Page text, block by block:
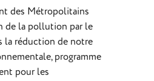
des Métropolitains
de la pollution par le
la réduction de notre
programme
pour les